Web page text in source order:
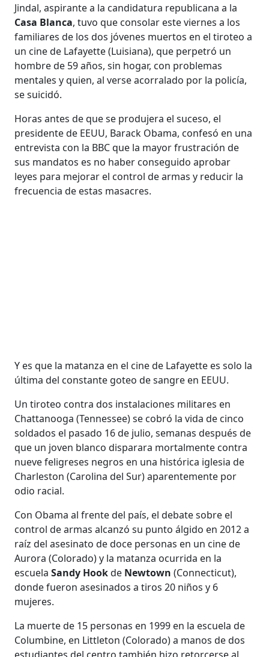
Jindal, aspirante a la candidatura republicana a la
Casa Blanca, tuvo que consolar este viernes a los
familiares de los dos jóvenes muertos en el tiroteo a
un cine de Lafayette (Luisiana), que perpetró un
hombre de 59 años, sin hogar, con problemas
mentales y quien, al verse acorralado por la policía,
se suicidó.
Horas antes de que se produjera el suceso, el
presidente de EEUU, Barack Obama, confesó en una
entrevista con la BBC que la mayor frustración de
sus mandatos es no haber conseguido aprobar
leyes para mejorar el control de armas y reducir la
frecuencia de estas masacres.
Y es que la matanza en el cine de Lafayette es solo la
última del constante goteo de sangre en EEUU.
Un tiroteo contra dos instalaciones militares en
Chattanooga (Tennessee) se cobró la vida de cinco
soldados el pasado 16 de julio, semanas después de
que un joven blanco disparara mortalmente contra
nueve feligreses negros en una histórica iglesia de
Charleston (Carolina del Sur) aparentemente por
odio racial.
Con Obama al frente del país, el debate sobre el
control de armas alcanzó su punto álgido en 2012 a
raíz del asesinato de doce personas en un cine de
Aurora (Colorado) y la matanza ocurrida en la
escuelaSandy Hookde Newtown (Connecticut),
donde fueron asesinados a tiros 20 niños y 6
mujeres.
La muerte de 15 personas en 1999 en la escuela de
Columbine, en Littleton (Colorado) a manos de dos